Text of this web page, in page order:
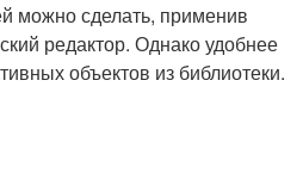
можно сделать, применив
редактор. Однако удобнее
объектов из библиотеки.